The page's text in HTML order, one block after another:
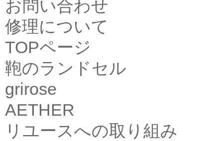
お問い合わせ
修理について
TOPページ
鞄のランドセル
grirose
AETHER
リユースへの取り組み